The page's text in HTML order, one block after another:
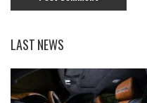
LAST NEWS